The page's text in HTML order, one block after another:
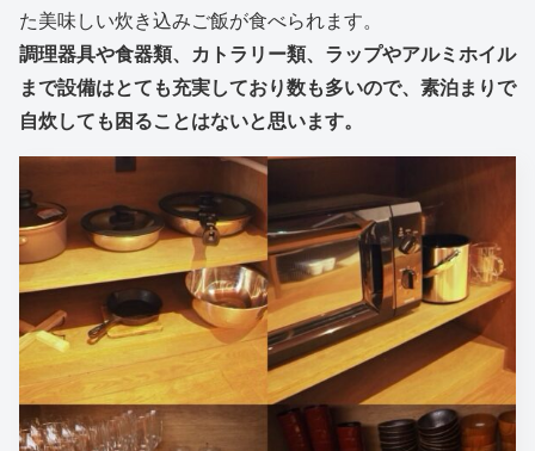
た美味しい炊き込みご飯が食べられます。
調理器具や食器類、カトラリー類、 ラップやアルミホイル
まで設備はとても充実しており数も多いので、素泊まりで
自炊しても困ることはないと思います。